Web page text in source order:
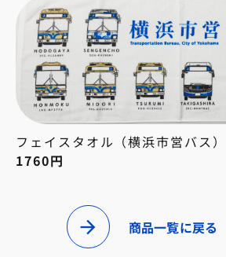
フェイスタオル（横浜市営バス）
1760円
商品一覧に戻る